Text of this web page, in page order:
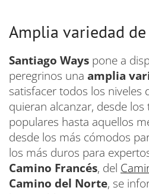
Amplia variedad
Santiago Ways pone a
peregrinos una amplia
satisfacer todos los niveles
quieran alcanzar, desde
populares hasta aquellos
desde los más cómodos
los más duros para
Camino Francés, del
Camino del Norte, se